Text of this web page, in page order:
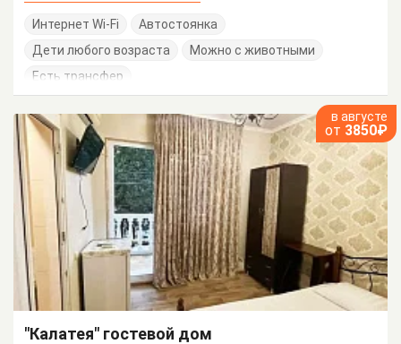
Интернет Wi-Fi
Автостоянка
Дети любого возраста
Можно с животными
Есть трансфер
в августе
от 3850₽
"Калатея" гостевой дом